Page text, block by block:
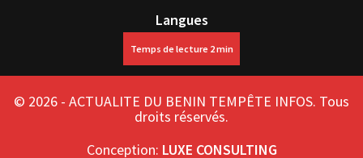
Langues
© 2026 - ACTUALITE DU BENIN TEMPÊTE INFOS. Tous
droits réservés.
Conception: LUXE CONSULTING